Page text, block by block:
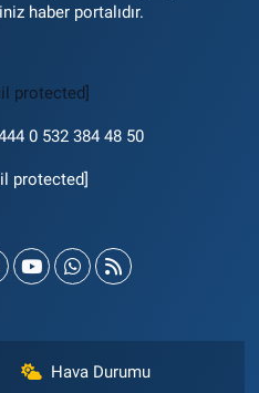
haber portalıdır.
protected]
0 532 384 48 50
protected]
Hava Durumu